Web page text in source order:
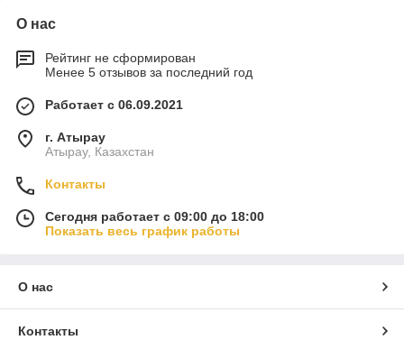
О нас
Рейтинг не сформирован
Менее 5 отзывов за последний год
Работает с 06.09.2021
г. Атырау
Атырау, Казахстан
Контакты
Сегодня работает с 09:00 до 18:00
Показать весь график работы
О нас
Контакты